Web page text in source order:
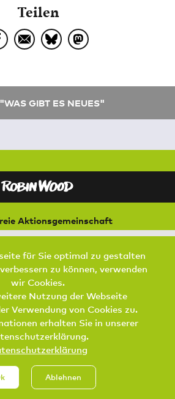
Teilen
GIBT ES NEUES"
Aktionsgemeinschaft
Natur und Umwelt
21073 Hamburg
AKTIV WERDEN
IMPRESSUM JOBS
für Sie optimal zu gestalten
zu können, verwenden
wir Cookies.
Nutzung der Webseite
Verwendung von Cookies zu.
erhalten Sie in unserer
Ablehnen